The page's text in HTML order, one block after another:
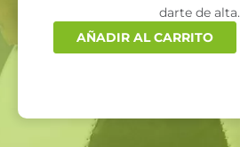
darte de alta.
AÑADIR AL CARRITO